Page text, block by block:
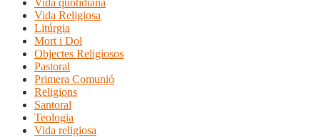
Vida quotidiana
Vida Religiosa
Litúrgia
Mort i Dol
Objectes Religiosos
Pastoral
Primera Comunió
Religions
Santoral
Teologia
Vida religiosa